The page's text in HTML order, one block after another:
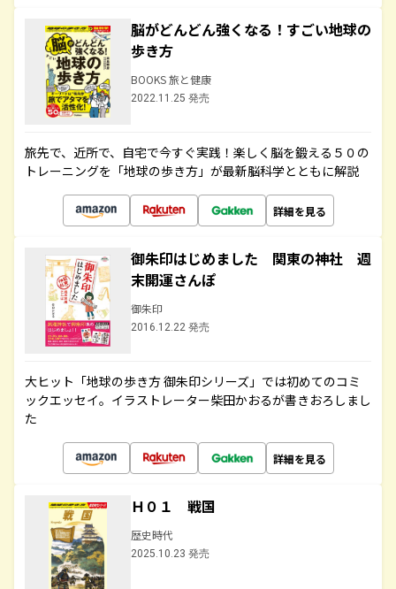
脳がどんどん強くなる！すごい地球の
歩き方
BOOKS 旅と健康
2022.11.25 発売
旅先で、近所で、自宅で今すぐ実践！楽しく脳を鍛える５０の
トレーニングを「地球の歩き方」が最新脳科学とともに解説
詳細を見る
御朱印はじめました 関東の神社 週
末開運さんぽ
御朱印
2016.12.22 発売
大ヒット「地球の歩き方 御朱印シリーズ」では初めてのコミ
ックエッセイ。イラストレーター柴田かおるが書きおろしまし
た
詳細を見る
Ｈ０１ 戦国
歴史時代
2025.10.23 発売